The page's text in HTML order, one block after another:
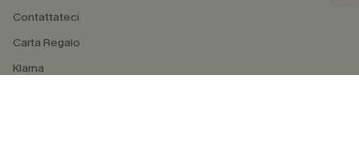
Contattateci
Carta Regalo
Klarna